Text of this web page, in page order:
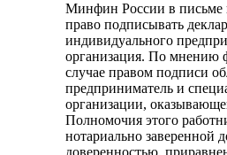
Минфин России в письме
право подписывать
индивидуального
организация. По мнению
случае правом подписи
предприниматель и
организации,
Полномочия этого
нотариально заверенной
доверенностью,